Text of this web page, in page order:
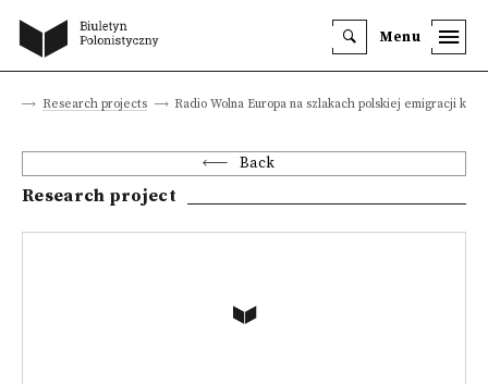
Menu
Research projects Radio Wolna Europa na szlakach polskiej emigracji
Back
Research project